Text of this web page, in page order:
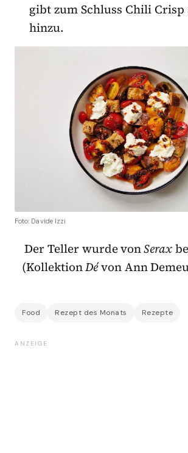
gibt zum Schluss Chili Crisp
hinzu.
Foto: Davide Izzi
Der Teller wurde vonSerax
(KollektionDévon Ann
Food Rezept des Monats Rezepte
ANZEIGE